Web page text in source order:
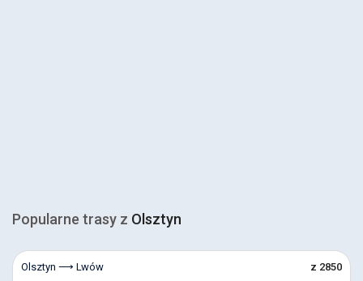
Popularne trasy z Olsztyn
Olsztyn ⟶ Lwów z 2850